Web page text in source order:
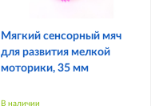
Мягкий сенсорный мяч
для развития мелкой
моторики, 35 мм
В наличии